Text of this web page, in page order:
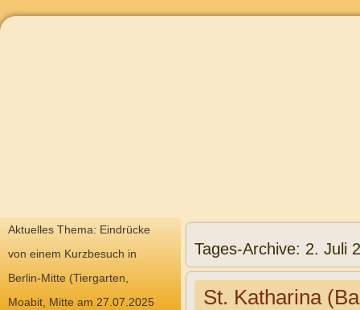
Aktuelles Thema: Eindrücke
von einem Kurzbesuch in
Berlin-Mitte (Tiergarten,
Moabit, Mitte am 27.07.2025
Tages-Archive: 2. Juli
St. Katharina